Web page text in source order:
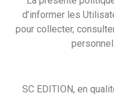
d’informer les
pour collecter,
SC EDITION, en